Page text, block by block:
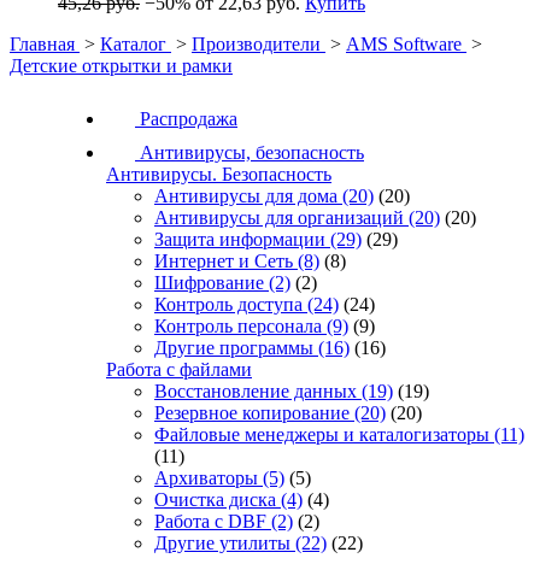
Главная > Каталог > Производители > AMS Software >
Детские открытки и рамки
Распродажа
Антивирусы, безопасность
Антивирусы. Безопасность
Антивирусы для дома (20) (20)
Антивирусы для организаций (20) (20)
Защита информации (29) (29)
Интернет и Сеть (8) (8)
Шифрование (2) (2)
Контроль доступа (24) (24)
Контроль персонала (9) (9)
Другие программы (16) (16)
Работа с файлами
Восстановление данных (19) (19)
Резервное копирование (20) (20)
Файловые менеджеры и каталогизаторы (11)
(11)
Архиваторы (5) (5)
Очистка диска (4) (4)
Работа с DBF (2) (2)
Другие утилиты (22) (22)